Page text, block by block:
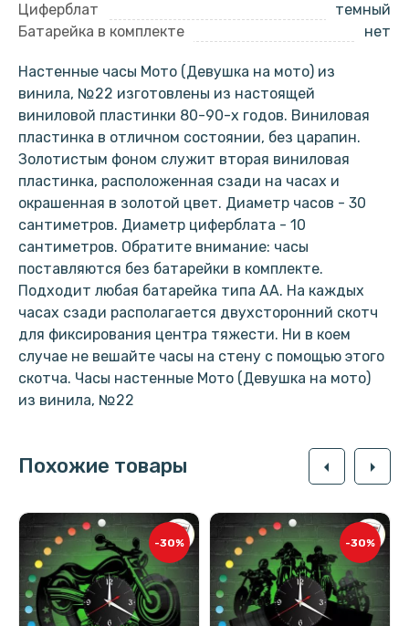
Циферблат
темный
Батарейка в комплекте
нет
Настенные часы Мото (Девушка на мото) из
винила, №22 изготовлены из настоящей
виниловой пластинки 80-90-х годов. Виниловая
пластинка в отличном состоянии, без царапин.
Золотистым фоном служит вторая виниловая
пластинка, расположенная сзади на часах и
окрашенная в золотой цвет. Диаметр часов - 30
сантиметров. Диаметр циферблата - 10
сантиметров. Обратите внимание: часы
поставляются без батарейки в комплекте.
Подходит любая батарейка типа АА. На каждых
часах сзади располагается двухсторонний скотч
для фиксирования центра тяжести. Ни в коем
случае не вешайте часы на стену с помощью этого
скотча. Часы настенные Мото (Девушка на мото)
из винила, №22
Похожие товары arrow_left arrow_right
-30% -30%